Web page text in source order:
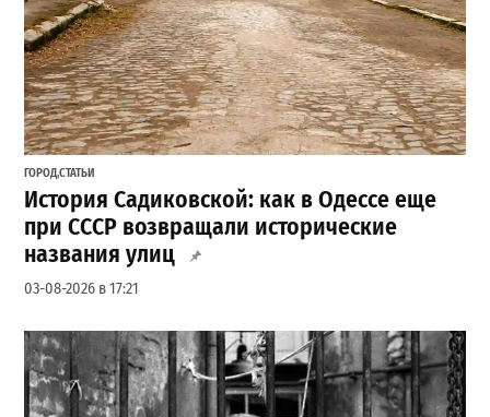
ГОРОД,СТАТЬИ
История Садиковской: как в Одессе еще
при СССР возвращали исторические
названия улиц
03-08-2026 в 17:21